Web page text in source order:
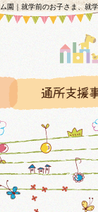
園｜就学前のお子さま、就